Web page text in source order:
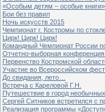
«Особым детям – особые книги»
Бои без правил
Ночь искусств 2015
Чемпионат г. Костромы по
Цирк! Цирк! Цирк!
Командный Чемпионат России
Отчетно-выборная
Первенство Костромской
Участие во Всероссийском
До свидания, лето…
Встреча с Кареловой Г.Н.
Путешествие в город
Сергей Ситников встретился с
Реализация программы